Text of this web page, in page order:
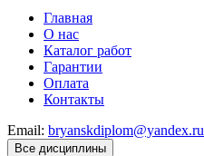
Главная
О нас
Каталог работ
Гарантии
Оплата
Контакты
Email: bryanskdiplom@yandex.ru
Все дисциплины